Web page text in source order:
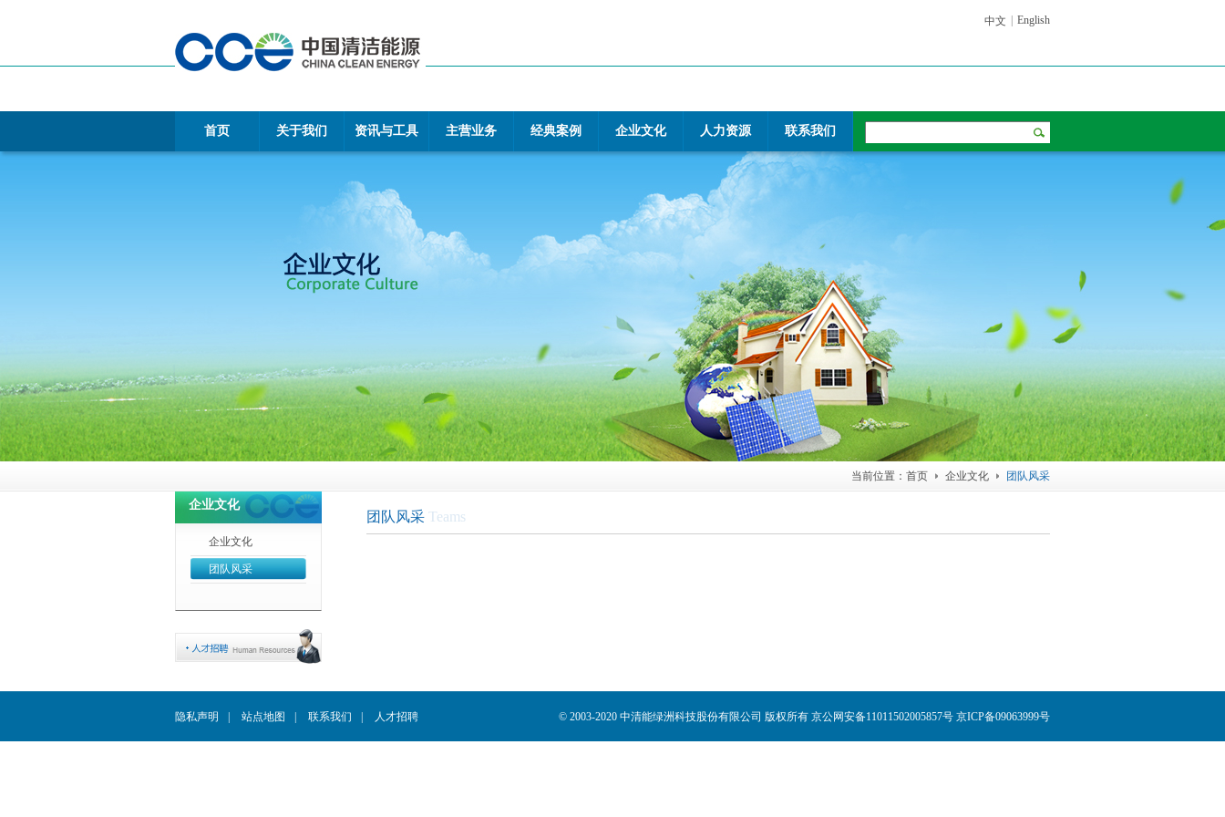
中文 English
首页 关于我们 资讯与工具 主营业务 经典案例 企业文化 人力资源 联系我们
当前位置： 首页 企业文化 团队风采
企业文化
企业文化
团队风采
团队风采 Teams
隐私声明 站点地图 联系我们 人才招聘 © 2003-2020 中清能绿洲科技股份有限公司 版权所有 京公网安备11011502005857号 京ICP备09063999号